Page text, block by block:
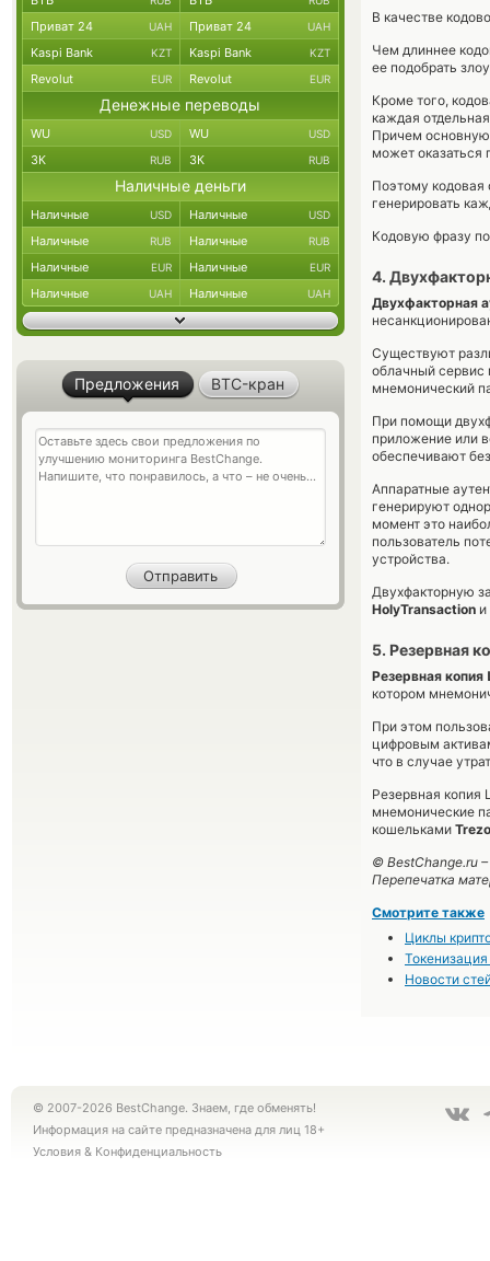
В качестве
Чем длиннее
ее подобрать
Кроме того,
каждая
Причем
может оказаться
Поэтому кодовая
генерировать
Кодовую фразу
4.
Двухфакторная
Существуют
облачный сервис
мнемонический
При помощи
приложение или
обеспечивают
Аппаратные
генерируют
момент это
пользователь
устройства.
Двухфакторную
HolyTransaction и
5. Резервная
Резервная
котором
При этом
цифровым
что в случае
Резервная
мнемонические
кошельками
© BestChange.ru –
Перепечатка
Смотрите также
Циклы
Новости
Приват 24 UAH Приват 24 UAH
Kaspi Bank KZT Kaspi Bank KZT
Revolut EUR Revolut EUR
Денежные переводы
WU USD WU USD
ЗК RUB ЗК RUB
Наличные деньги
Наличные USD Наличные USD
Наличные RUB Наличные RUB
Наличные EUR Наличные EUR
Наличные UAH Наличные UAH
Предложения BTC-кран
© 2007-2026 BestChange. Знаем, где обменять!
Информация на сайте предназначена для лиц 18+
Условия & Конфиденциальность